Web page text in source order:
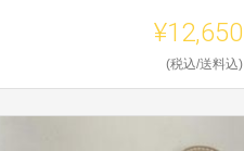
¥12,650
(税込/送料込)